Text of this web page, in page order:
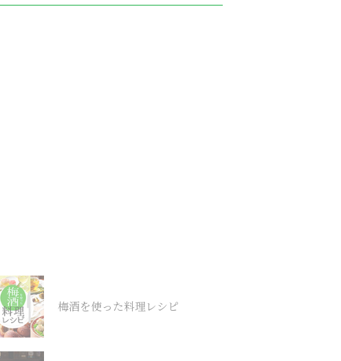
梅酒を使った料理レシピ